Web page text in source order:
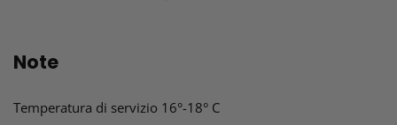
Note
Temperatura di servizio 16°-18° C